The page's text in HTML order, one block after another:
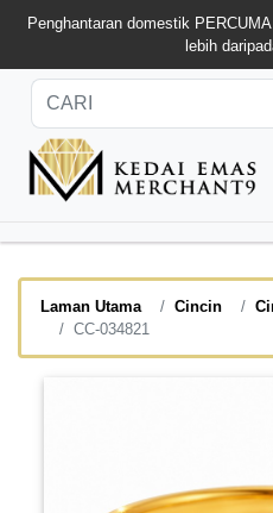
Penghantaran domestik
lebih
Laman Utama Cincin
CC-034821